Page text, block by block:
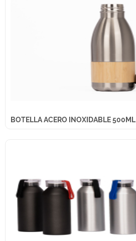
BOTELLA ACERO INOXIDABLE 500ML